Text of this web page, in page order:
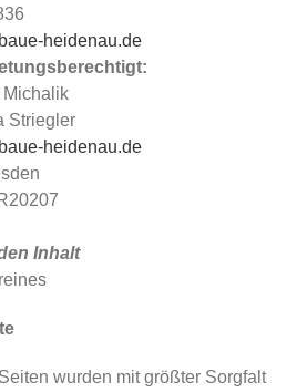
heidenau.de
Michalik
Striegler
heidenau.de
Inhalt
wurden mit größter Sorgfalt